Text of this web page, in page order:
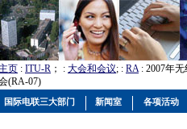
主页 : ITU-R ； : 大会和会议; : RA: 2007年
(RA-07)
国际电联三大部门 新闻室 各项活动